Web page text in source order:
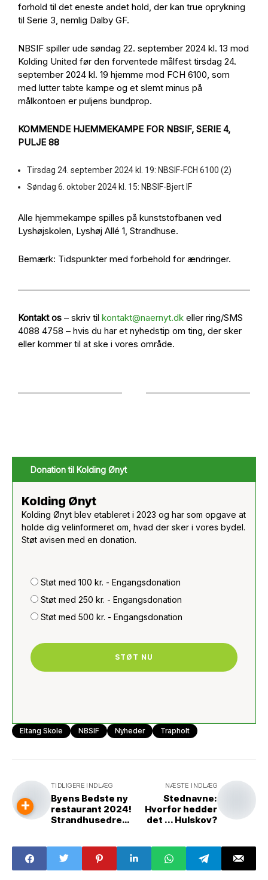
forhold til det eneste andet hold, der kan true oprykning
til Serie 3, nemlig Dalby GF.
NBSIF spiller ude søndag 22. september 2024 kl. 13 mod
Kolding United før den forventede målfest tirsdag 24.
september 2024 kl. 19 hjemme mod FCH 6100, som
med lutter tabte kampe og et slemt minus på
målkontoen er puljens bundprop.
KOMMENDE HJEMMEKAMPE FOR NBSIF, SERIE 4,
PULJE 88
Tirsdag 24. september 2024 kl. 19: NBSIF-FCH 6100 (2)
Søndag 6. oktober 2024 kl. 15: NBSIF-Bjert IF
Alle hjemmekampe spilles på kunststofbanen ved
Lyshøjskolen, Lyshøj Allé 1, Strandhuse.
Bemærk: Tidspunkter med forbehold for ændringer.
Kontakt os – skriv til kontakt@naernyt.dk eller ring/SMS
4088 4758 – hvis du har et nyhedstip om ting, der sker
eller kommer til at ske i vores område.
Donation til Kolding Ønyt
Kolding Ønyt
Kolding Ønyt blev etableret i 2023 og har som opgave at
holde dig velinformeret om, hvad der sker i vores bydel.
Støt avisen med en donation.
Støt med 100 kr. - Engangsdonation
Støt med 250 kr. - Engangsdonation
Støt med 500 kr. - Engangsdonation
STØT NU
Eltang Skole NBSIF Nyheder Trapholt
+
TIDLIGERE INDLÆG
Byens Bedste ny
restaurant 2024!
Strandhusedreng
storm og vinder
prestigefyldt
kåring!
NÆSTE INDLÆG
Stednavne:
Hvorfor hedder
det ... Hulskov?